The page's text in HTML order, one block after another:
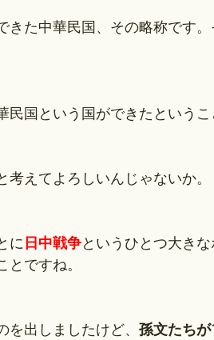
きた中華民国、その略称です
民国という国ができたというこ
えてよろしいんじゃないか。
に 日中戦争というひとつ大き
ですね。
出しましたけど、 孫文たち